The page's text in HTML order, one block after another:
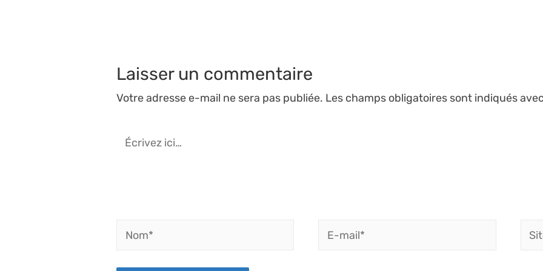
Laisser un commentaire
Votre adresse e-mail ne sera pas publiée. Les champs obligatoires sont indiqués avec
Écrivez
Nom*
E-
Site